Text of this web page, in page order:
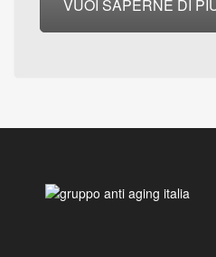
VUOI SAPERNE DI